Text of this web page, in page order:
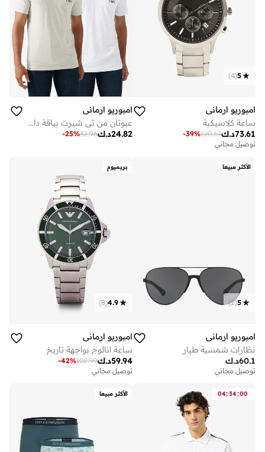
5
(
4
)
امبوريو ارماني
ساعة كلاسيكية
د.ك73.61
120.67
-39%
توصيل مجاني
امبوريو ارماني
عبوتان من تي شيرت بياقة دائرية وشعار
د.ك24.82
32.96
-25%
الأكثر مبيعا
5
(
2
)
امبوريو ارماني
نظارات شمسية طيار
د.ك60.1
توصيل مجاني
بريميوم
4.9
(
8
)
امبوريو ارماني
ساعة انالوج بواجهة تاريخ
د.ك59.94
102.99
-42%
توصيل مجاني
04:34:00 الأكثر مبيعا